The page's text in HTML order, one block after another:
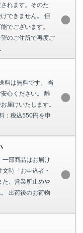
れます。そのた
できません。 但
でございます。
のご住所で再度ご
料は無料です。 当
心ください。 離
届けいたします。
：税込550円を申
一部商品はお届け
時「お申込者・
た、営業所止めや
出荷後のお荷物